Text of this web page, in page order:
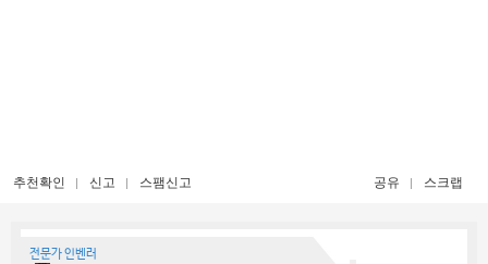
추천확인 신고 스팸신고 공유 스크랩
전문가 인벤러